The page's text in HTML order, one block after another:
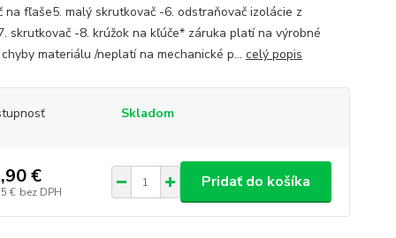
na fľaše5. malý skrutkovač -6. odstraňovač izolácie z
skrutkovač -8. krúžok na kľúče* záruka platí na výrobné
materiálu /neplatí na mechanické p... celý popis
Skladom
€
€ bez DPH
Pridať do košíka